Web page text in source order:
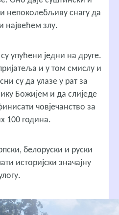
непоколебљиву снагу да
највећем злу.
упућени једни на друге.
и у том смислу и
су да улазе у рат за
Божијем и да слиједе
човјечанство за
100 година.
белоруски и руски
историјски значајну